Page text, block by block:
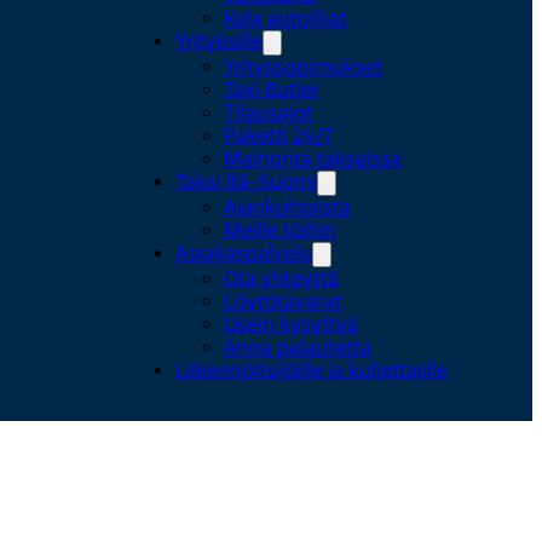
Kela autoilijat
Yrityksille
Yrityssopimukset
Taxi Butler
Tilausajot
Paketti 24/7
Mainonta takseissa
Taksi Itä-Suomi
Ajankohtaista
Meille töihin
Asiakaspalvelu
Ota yhteyttä
Löytötavarat
Usein kysyttyä
Anna palautetta
Liikennöitsijöille ja kuljettajille